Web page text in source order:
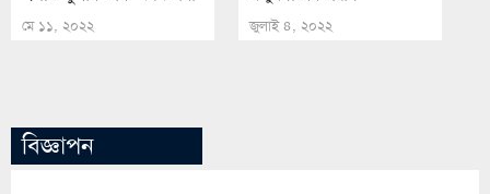
মে ১১, ২০২২ জুলাই ৪, ২০২২
বিজ্ঞাপন